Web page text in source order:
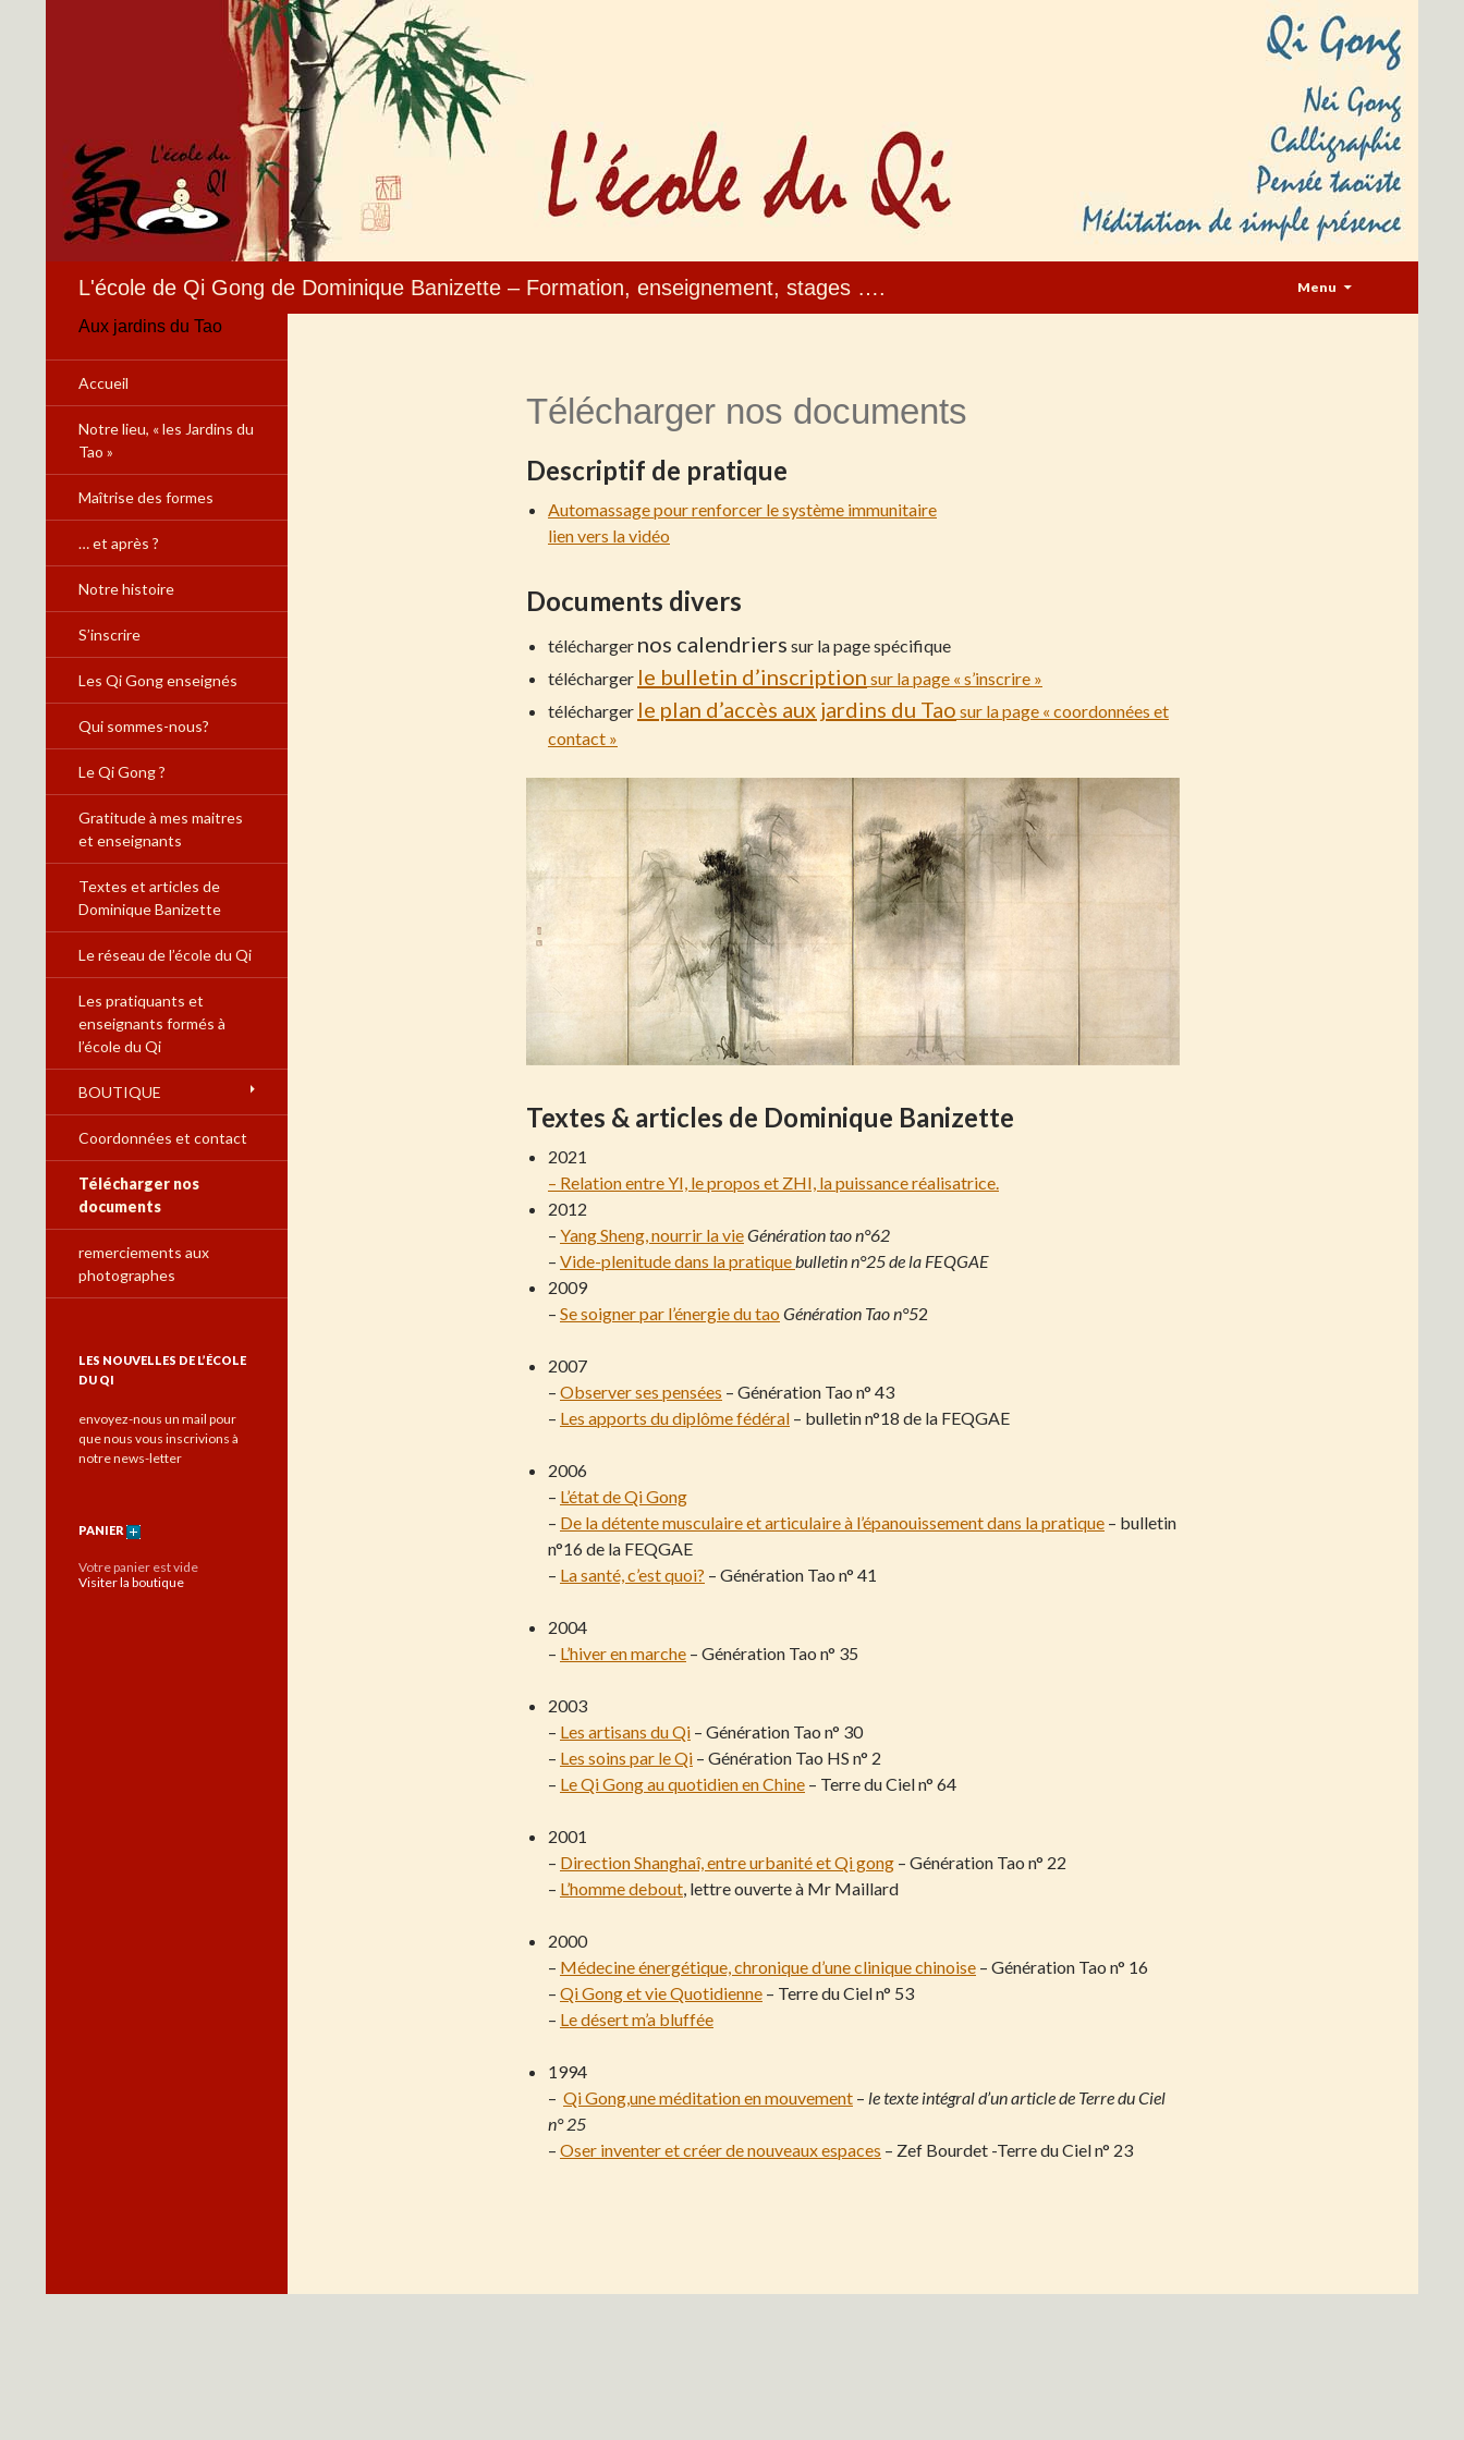
L'école de Qi Gong de Dominique Banizette – Formation, enseignement, stages ….
Menu
Télécharger nos documents
Descriptif de pratique
Automassage pour renforcer le système immunitaire
lien vers la vidéo
Documents divers
télécharger nos calendriers sur la page spécifique
télécharger le bulletin d’inscription sur la page « s’inscrire »
télécharger le plan d’accès aux jardins du Tao sur la page « coordonnées et
contact »
Textes & articles de Dominique Banizette
2021
– Relation entre YI, le propos et ZHI, la puissance réalisatrice.
2012
– Yang Sheng, nourrir la vieGénération tao n°62
– Vide-plenitude dans la pratiquebulletin n°25 de la FEQGAE
2009
– Se soigner par l’énergie du tao Génération Tao n°52
2007
– Observer ses pensées – Génération Tao n° 43
– Les apports du diplôme fédéral – bulletin n°18 de la FEQGAE
2006
– L’état de Qi Gong
– De la détente musculaire et articulaire à l’épanouissement dans la pratique – bulletin
n°16 de la FEQGAE
– La santé, c’est quoi? – Génération Tao n° 41
2004
– L’hiver en marche – Génération Tao n° 35
2003
– Les artisans du Qi – Génération Tao n° 30
– Les soins par le Qi – Génération Tao HS n° 2
– Le Qi Gong au quotidien en Chine – Terre du Ciel n° 64
2001
– Direction Shanghaî, entre urbanité et Qi gong – Génération Tao n° 22
– L’homme debout, lettre ouverte à Mr Maillard
2000
– Médecine énergétique, chronique d’une clinique chinoise – Génération Tao n° 16
– Qi Gong et vie Quotidienne – Terre du Ciel n° 53
– Le désert m’a bluffée
1994
– Qi Gong,une méditation en mouvement – le texte intégral d’un article de Terre du Ciel
n° 25
– Oser inventer et créer de nouveaux espaces – Zef Bourdet -Terre du Ciel n° 23
Aux jardins du Tao
Accueil
Notre lieu, « les Jardins du
Tao »
Maîtrise des formes
… et après ?
Notre histoire
S’inscrire
Les Qi Gong enseignés
Qui sommes-nous?
Le Qi Gong ?
Gratitude à mes maitres
et enseignants
Textes et articles de
Dominique Banizette
Le réseau de l’école du Qi
Les pratiquants et
enseignants formés à
l’école du Qi
BOUTIQUE
Coordonnées et contact
Télécharger nos
documents
remerciements aux
photographes
LES NOUVELLES DE L’ÉCOLE
DU QI
envoyez-nous un mail pour
que nous vous inscrivions à
notre news-letter
PANIER
Votre panier est vide
Visiter la boutique